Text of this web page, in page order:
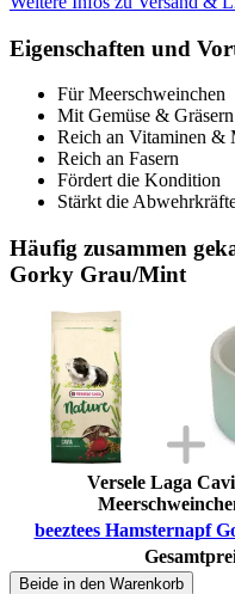
Eigenschaften und
Für Meerschweinchen
Mit Gemüse & Gräsern
Reich an Vitaminen &
Reich an Fasern
Fördert die Kondition
Stärkt die
Häufig zusammen
Gorky Grau/Mint
Versele Laga
beeztees Hamsternapf
Beide in den Warenkorb